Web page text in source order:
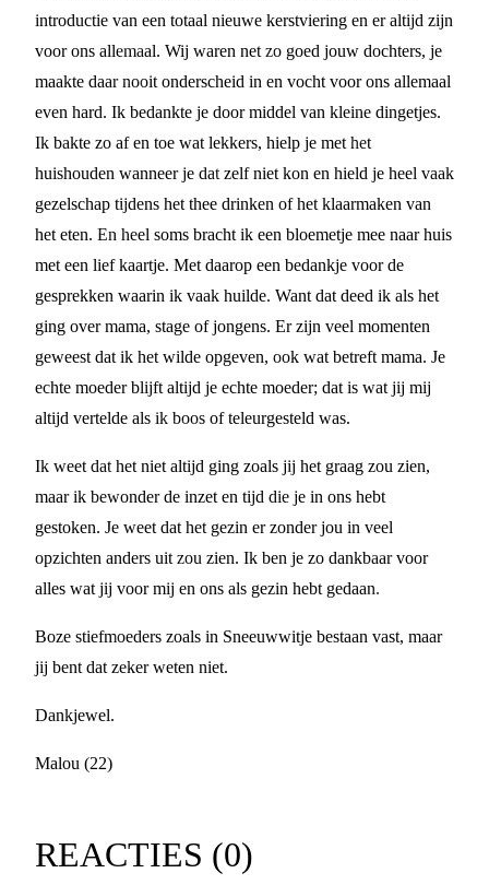
introductie van een totaal nieuwe kerstviering en er altijd zijn
voor ons allemaal. Wij waren net zo goed jouw dochters, je
maakte daar nooit onderscheid in en vocht voor ons allemaal
even hard. Ik bedankte je door middel van kleine dingetjes.
Ik bakte zo af en toe wat lekkers, hielp je met het
huishouden wanneer je dat zelf niet kon en hield je heel vaak
gezelschap tijdens het thee drinken of het klaarmaken van
het eten. En heel soms bracht ik een bloemetje mee naar huis
met een lief kaartje. Met daarop een bedankje voor de
gesprekken waarin ik vaak huilde. Want dat deed ik als het
ging over mama, stage of jongens. Er zijn veel momenten
geweest dat ik het wilde opgeven, ook wat betreft mama. Je
echte moeder blijft altijd je echte moeder; dat is wat jij mij
altijd vertelde als ik boos of teleurgesteld was.
Ik weet dat het niet altijd ging zoals jij het graag zou zien,
maar ik bewonder de inzet en tijd die je in ons hebt
gestoken. Je weet dat het gezin er zonder jou in veel
opzichten anders uit zou zien. Ik ben je zo dankbaar voor
alles wat jij voor mij en ons als gezin hebt gedaan.
Boze stiefmoeders zoals in Sneeuwwitje bestaan vast, maar
jij bent dat zeker weten niet.
Dankjewel.
Malou (22)
REACTIES (0)